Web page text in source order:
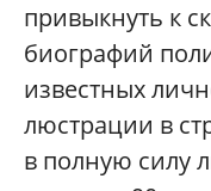
привыкнуть к
биографий
известных
люстрации в
в полную силу